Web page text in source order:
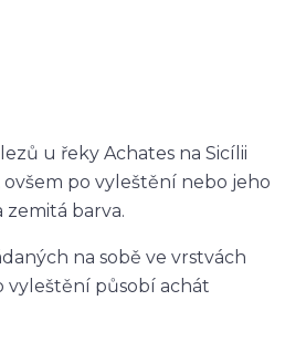
u řeky Achates na Sicílii
po vyleštění nebo jeho
barva.
na sobě ve vrstvách
vyleštění působí achát